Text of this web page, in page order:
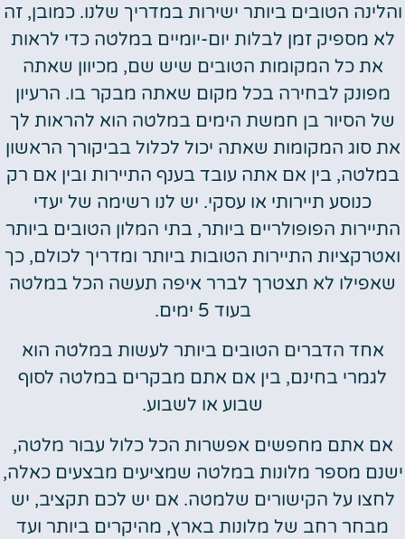
והלינה הטובים ביותר ישירות במדריך שלנו. כמובן, זה
לא מספיק זמן לבלות יום-יומיים במלטה כדי לראות
את כל המקומות הטובים שיש שם, מכיוון שאתה
מפונק לבחירה בכל מקום שאתה מבקר בו. הרעיון
של הסיור בן חמשת הימים במלטה הוא להראות לך
את סוג המקומות שאתה יכול לכלול בביקורך הראשון
במלטה, בין אם אתה עובד בענף התיירות ובין אם רק
כנוסע תיירותי או עסקי. יש לנו רשימה של יעדי
התיירות הפופולריים ביותר, בתי המלון הטובים ביותר
ואטרקציות התיירות הטובות ביותר ומדריך לכולם, כך
שאפילו לא תצטרך לברר איפה תעשה הכל במלטה
בעוד 5 ימים.
אחד הדברים הטובים ביותר לעשות במלטה הוא
לגמרי בחינם, בין אם אתם מבקרים במלטה לסוף
שבוע או לשבוע.
אם אתם מחפשים אפשרות הכל כלול עבור מלטה,
ישנם מספר מלונות במלטה שמציעים מבצעים כאלה,
לחצו על הקישורים שלמטה. אם יש לכם תקציב, יש
מבחר רחב של מלונות בארץ, מהיקרים ביותר ועד